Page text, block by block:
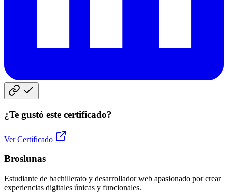
¿Te gustó este certificado?
Ver Certificado
Broslunas
Estudiante de bachillerato y desarrollador web apasionado por crear
experiencias digitales únicas y funcionales.